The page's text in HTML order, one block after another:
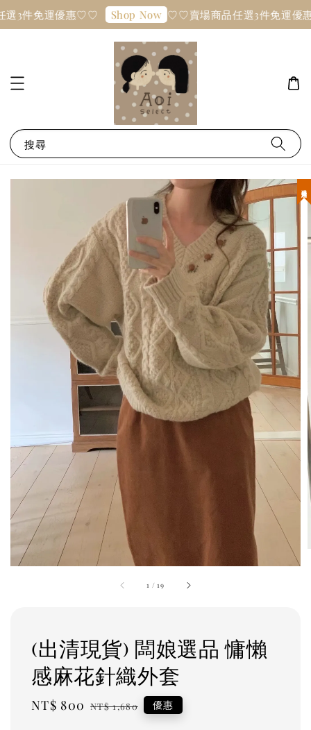
3件免運優惠♡♡ Shop Now ♡♡賣場商品任選3件免運優
搜尋
1 /19
(出清現貨) 闆娘選品 慵懶
感麻花針織外套
Sale
NT$ 800 Regular
NT$ 1,680 優惠